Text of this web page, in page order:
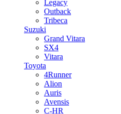
Legacy
Outback
Tribeca
Suzuki
Grand Vitara
SX4
Vitara
Toyota
4Runner
Alion
Auris
Avensis
C-HR